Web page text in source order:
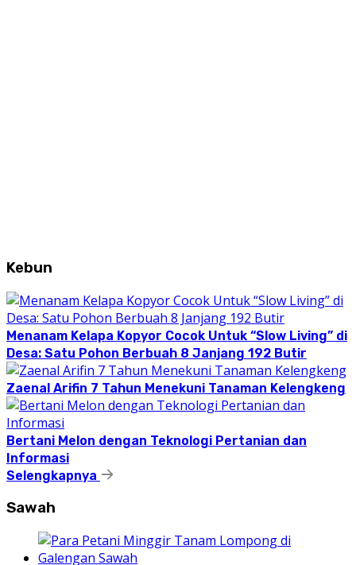
Kebun
Menanam Kelapa Kopyor Cocok Untuk “Slow Living” di
Desa: Satu Pohon Berbuah 8 Janjang 192 Butir
Zaenal Arifin 7 Tahun Menekuni Tanaman Kelengkeng
Bertani Melon dengan Teknologi Pertanian dan
Informasi
Selengkapnya
Sawah